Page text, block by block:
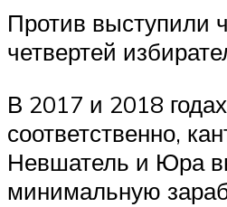
Против выступили
четвертей
В 2017 и 2018
соответственно,
Невшатель и Юра
минимальную